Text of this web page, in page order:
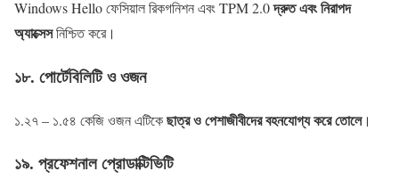
Windows Hello ফেসিয়াল রিকগনিশন এবং TPM 2.0দ্রুত এবং নিরাপদ
অ্যাক্সেসনিশ্চিত করে।
১৮. পোর্টেবিলিটি ও ওজন
১.২৭ – ১.৫৪ কেজি ওজন এটিকেছাত্র ও পেশাজীবীদের বহনযোগ্য করে তোলে।
১৯. প্রফেশনাল প্রোডাক্টিভিটি